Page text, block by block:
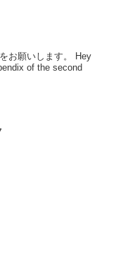
お願いします。 Hey
of the second